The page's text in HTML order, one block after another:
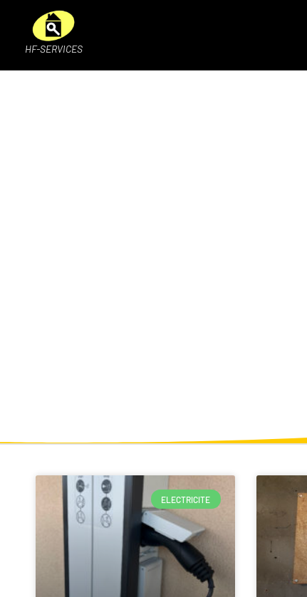
HF-SERVICES
ELECTRICITE